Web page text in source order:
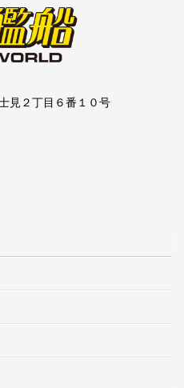
見２丁目６番１０号